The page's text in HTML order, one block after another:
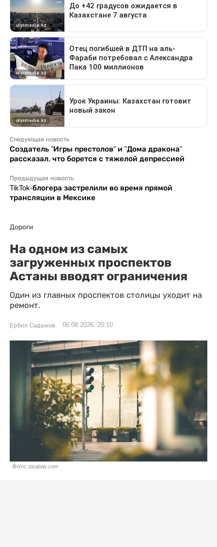
Следующая новость
Создатель "Игры престолов" и "Дома дракона"
рассказал, что борется с тяжелой депрессией
Предыдущая новость
TikTok-блогера застрелили во время прямой
трансляции в Мексике
Дороги
На одном из самых
загруженных проспектов
Астаны вводят ограничения
Один из главных проспектов столицы уходит на
ремонт.
Ербол Садыков 06.08.2026, 20:10
Фото: pixabay.com